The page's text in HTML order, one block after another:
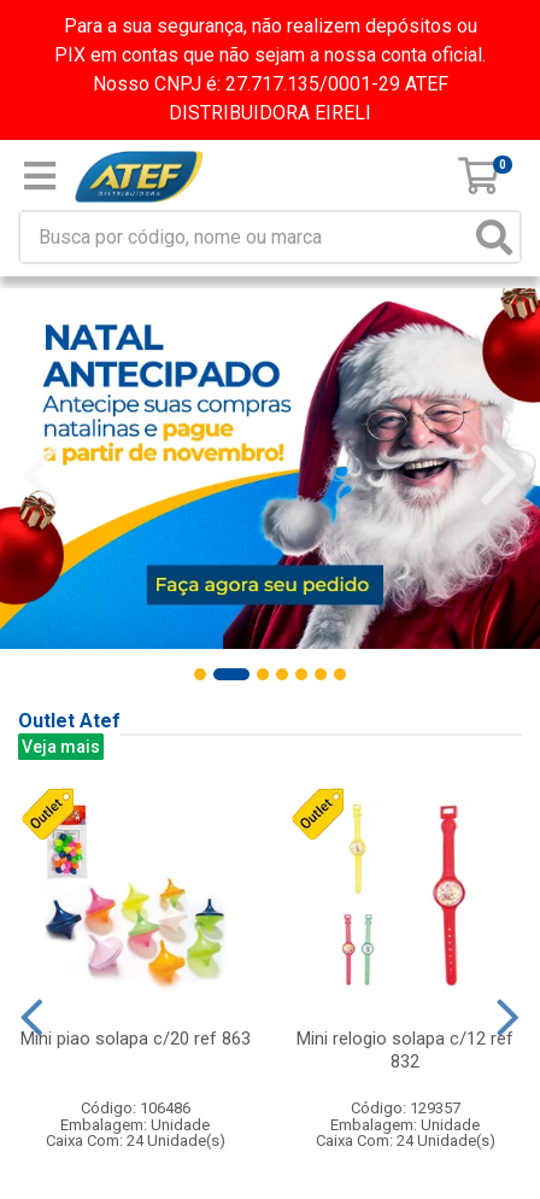
Para a sua segurança, não realizem depósitos ou
PIX em contas que não sejam a nossa conta oficial.
Nosso CNPJ é: 27.717.135/0001-29 ATEF
DISTRIBUIDORA EIRELI
0
Outlet Atef
Veja mais
Mini piao solapa c/20 ref 863
Código: 106486
Embalagem: Unidade
Caixa Com: 24 Unidade(s)
Mini relogio solapa c/12 ref
832
Código: 129357
Embalagem: Unidade
Caixa Com: 24 Unidade(s)